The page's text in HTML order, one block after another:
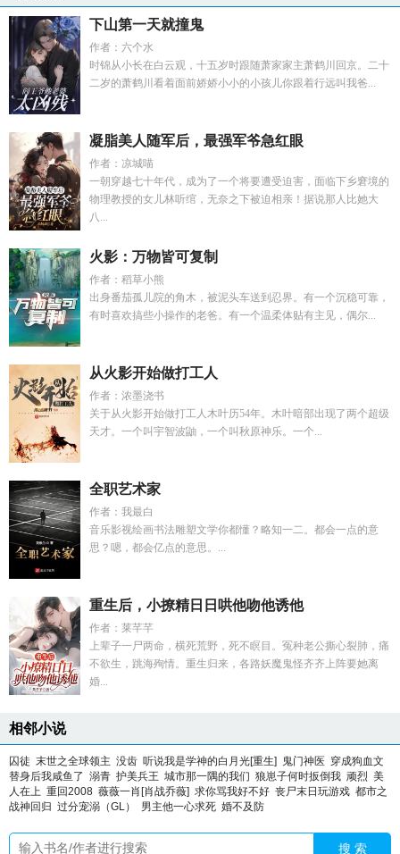
下山第一天就撞鬼
作者：六个水
时锦从小长在白云观，十五岁时跟随萧家家主萧鹤川回京。二十
二岁的萧鹤川看着面前娇娇小小的小孩儿你跟着行远叫我爸...
凝脂美人随军后，最强军爷急红眼
作者：凉城喵
一朝穿越七十年代，成为了一个将要遭受迫害，面临下乡窘境的
物理教授的女儿林听绾，无奈之下被迫相亲！据说那人比她大
八...
火影：万物皆可复制
作者：稻草小熊
出身番茄孤儿院的角木，被泥头车送到忍界。有一个沉稳可靠，
有时喜欢搞些小操作的老爸。有一个温柔体贴有主见，偶尔...
从火影开始做打工人
作者：浓墨浇书
关于从火影开始做打工人木叶历54年。木叶暗部出现了两个超级
天才。一个叫宇智波鼬，一个叫秋原神乐。一个...
全职艺术家
作者：我最白
音乐影视绘画书法雕塑文学你都懂？略知一二。都会一点的意
思？嗯，都会亿点的意思。...
重生后，小撩精日日哄他吻他诱他
作者：莱芊芊
上辈子一尸两命，横死荒野，死不瞑目。冤种老公撕心裂肺，痛
不欲生，跳海殉情。重生归来，各路妖魔鬼怪齐齐上阵要她离
婚...
相邻小说
囚徒 末世之全球领主 没齿 听说我是学神的白月光[重生] 鬼门神医 穿成狗血文
替身后我咸鱼了 溺青 护美兵王 城市那一隅的我们 狼崽子何时扳倒我 顽烈 美
人在上 重回2008 薇薇一肖[肖战乔薇] 求你骂我好不好 丧尸末日玩游戏 都市之
战神回归 过分宠溺（GL） 男主他一心求死 婚不及防
搜 索